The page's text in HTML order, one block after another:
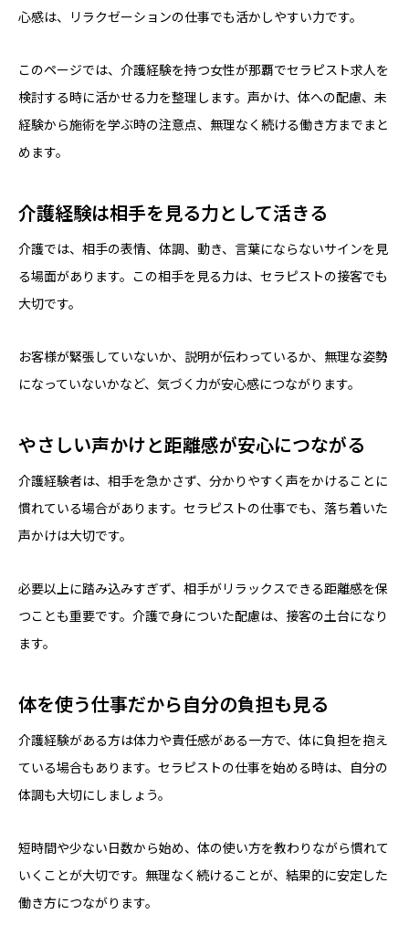
心感は、リラクゼーションの仕事でも活かしやすい力です。
このページでは、介護経験を持つ女性が那覇でセラピスト求人を
検討する時に活かせる力を整理します。声かけ、体への配慮、未
経験から施術を学ぶ時の注意点、無理なく続ける働き方までまと
めます。
介護経験は相手を見る力として活きる
介護では、相手の表情、体調、動き、言葉にならないサインを見
る場面があります。この相手を見る力は、セラピストの接客でも
大切です。
お客様が緊張していないか、説明が伝わっているか、無理な姿勢
になっていないかなど、気づく力が安心感につながります。
やさしい声かけと距離感が安心につながる
介護経験者は、相手を急かさず、分かりやすく声をかけることに
慣れている場合があります。セラピストの仕事でも、落ち着いた
声かけは大切です。
必要以上に踏み込みすぎず、相手がリラックスできる距離感を保
つことも重要です。介護で身についた配慮は、接客の土台になり
ます。
体を使う仕事だから自分の負担も見る
介護経験がある方は体力や責任感がある一方で、体に負担を抱え
ている場合もあります。セラピストの仕事を始める時は、自分の
体調も大切にしましょう。
短時間や少ない日数から始め、体の使い方を教わりながら慣れて
いくことが大切です。無理なく続けることが、結果的に安定した
働き方につながります。